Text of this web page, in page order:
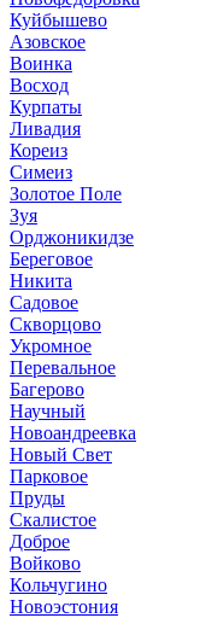
Куйбышево
Азовское
Воинка
Восход
Курпаты
Ливадия
Кореиз
Симеиз
Золотое Поле
Зуя
Орджоникидзе
Береговое
Никита
Садовое
Скворцово
Укромное
Перевальное
Багерово
Научный
Новоандреевка
Новый Свет
Парковое
Пруды
Скалистое
Доброе
Войково
Кольчугино
Новоэстония